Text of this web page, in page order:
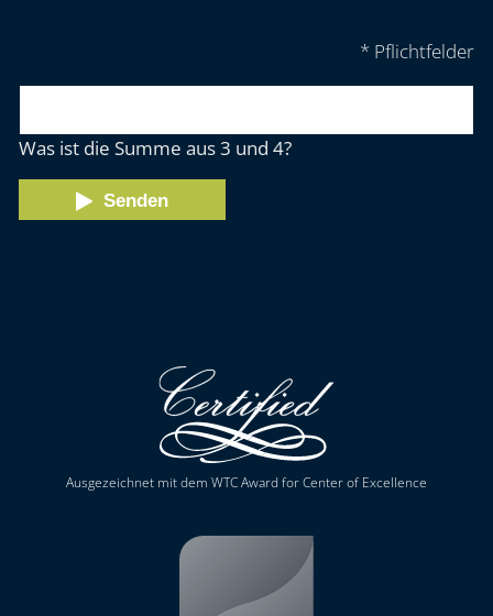
* Pflichtfelder
Was ist die Summe aus 3 und 4?
Senden
Ausgezeichnet mit dem WTC Award for Center of Excellence